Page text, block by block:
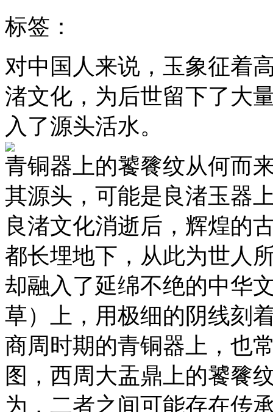
标签：
对中国人来说，玉象征着
渚文化，为后世留下了大
入了源头活水。
青铜器上的饕餮纹从何而
其源头，可能是良渚玉器
良渚文化消逝后，辉煌的
都长埋地下，从此为世人
却融入了延绵不绝的中华
草）上，用极细的阴线刻
商周时期的青铜器上，也
图，西周大盂鼎上的饕餮
为，二者之间可能存在传